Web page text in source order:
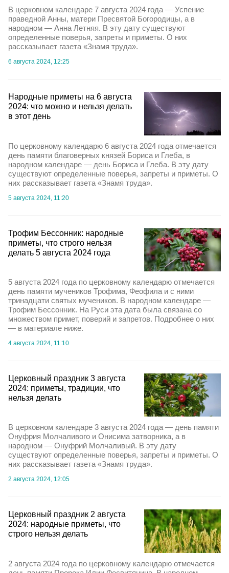
В церковном календаре 7 августа 2024 года — Успение
праведной Анны, матери Пресвятой Богородицы, а в
народном — Анна Летняя. В эту дату существуют
определенные поверья, запреты и приметы. О них
рассказывает газета «Знамя труда».
6 августа 2024, 12:25
Народные приметы на 6 августа
2024: что можно и нельзя делать
в этот день
По церковному календарю 6 августа 2024 года отмечается
день памяти благоверных князей Бориса и Глеба, в
народном календаре — день Бориса и Глеба. В эту дату
существуют определенные поверья, запреты и приметы. О
них рассказывает газета «Знамя труда».
5 августа 2024, 11:20
Трофим Бессонник: народные
приметы, что строго нельзя
делать 5 августа 2024 года
5 августа 2024 года по церковному календарю отмечается
день памяти мучеников Трофима, Феофила и с ними
тринадцати святых мучеников. В народном календаре —
Трофим Бессонник. На Руси эта дата была связана со
множеством примет, поверий и запретов. Подробнее о них
— в материале ниже.
4 августа 2024, 11:10
Церковный праздник 3 августа
2024: приметы, традиции, что
нельзя делать
В церковном календаре 3 августа 2024 года — день памяти
Онуфрия Молчаливого и Онисима затворника, а в
народном — Онуфрий Молчаливый. В эту дату
существуют определенные поверья, запреты и приметы. О
них рассказывает газета «Знамя труда».
2 августа 2024, 12:05
Церковный праздник 2 августа
2024: народные приметы, что
строго нельзя делать
2 августа 2024 года по церковному календарю отмечается